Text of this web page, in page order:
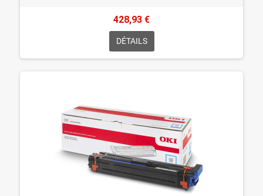
428,93 €
DÉTAILS